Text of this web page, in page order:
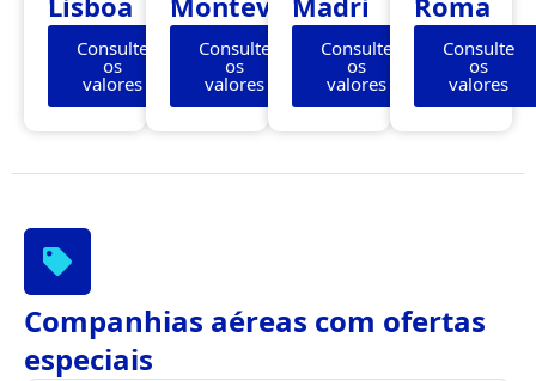
Consulte
os
valores
Consulte
os
valores
Consulte
os
valores
Consulte
os
valores
Companhias aéreas com ofertas
especiais